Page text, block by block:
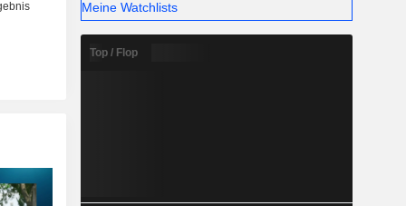
Meine Watchlists
Top / Flop